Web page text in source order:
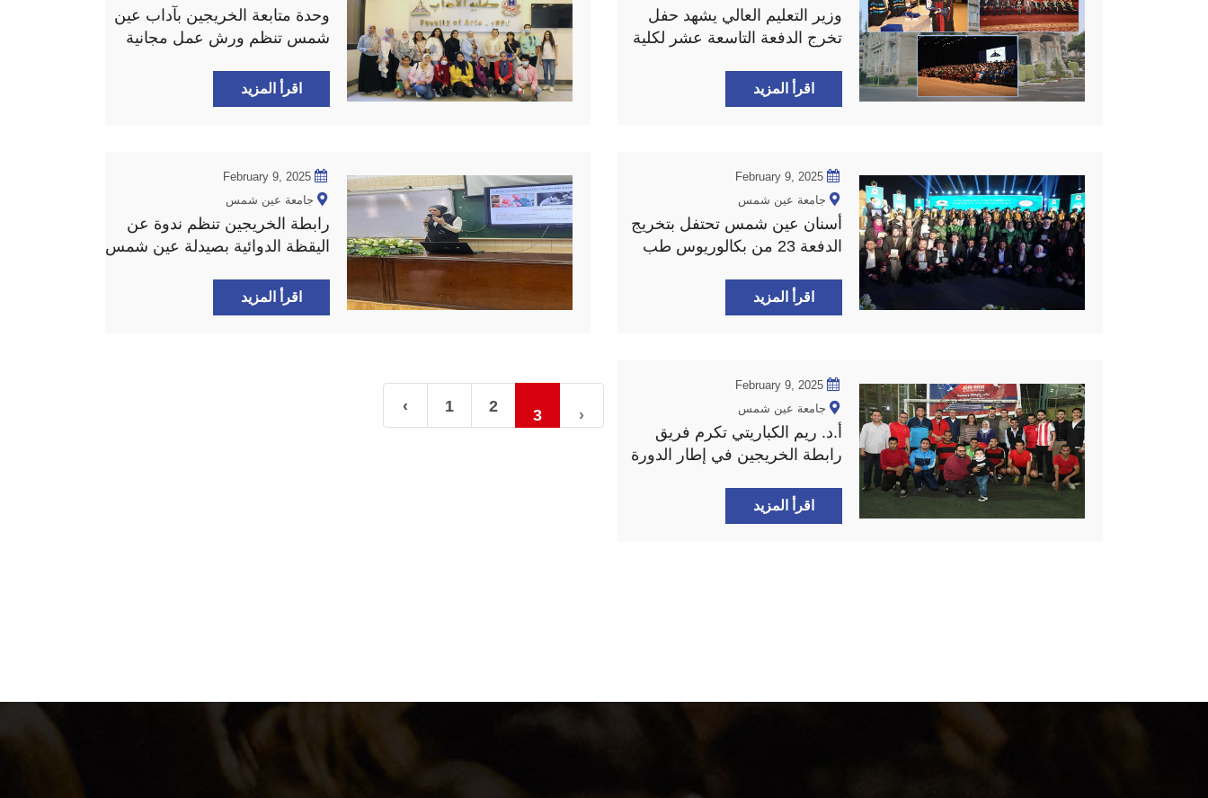
وزير التعليم العالي يشهد حفل
تخرج الدفعة التاسعة عشر لكلية
اقرأ المزيد
وحدة متابعة الخريجين بآداب عين
شمس تنظم ورش عمل مجانية
اقرأ المزيد
February 9, 2025
جامعة عين شمس
أسنان عين شمس تحتفل بتخريج
الدفعة 23 من بكالوريوس طب
اقرأ المزيد
February 9, 2025
جامعة عين شمس
رابطة الخريجين تنظم ندوة عن
اليقظة الدوائية بصيدلة عين شمس
اقرأ المزيد
February 9, 2025
جامعة عين شمس
أ.د. ريم الكباريتي تكرم فريق
رابطة الخريجين في إطار الدورة
اقرأ المزيد
‹ 1 2 3 ›